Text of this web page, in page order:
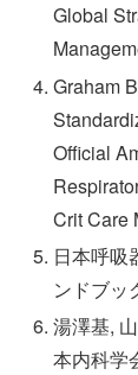
Global
Graham
Official
Crit Care
日本呼吸
ンドブッ
湯澤基,
本内科学